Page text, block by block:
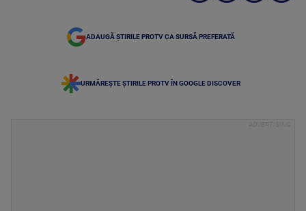
ADAUGĂ ȘTIRILE PROTV CA SURSĂ PREFERATĂ
URMĂREȘTE ȘTIRILE PROTV ÎN GOOGLE DISCOVER